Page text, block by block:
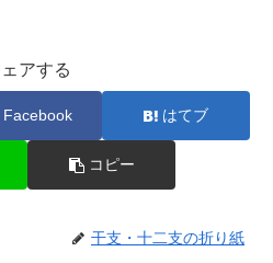
アする
Facebook はてブ
コピー
干支・十二支の折り紙